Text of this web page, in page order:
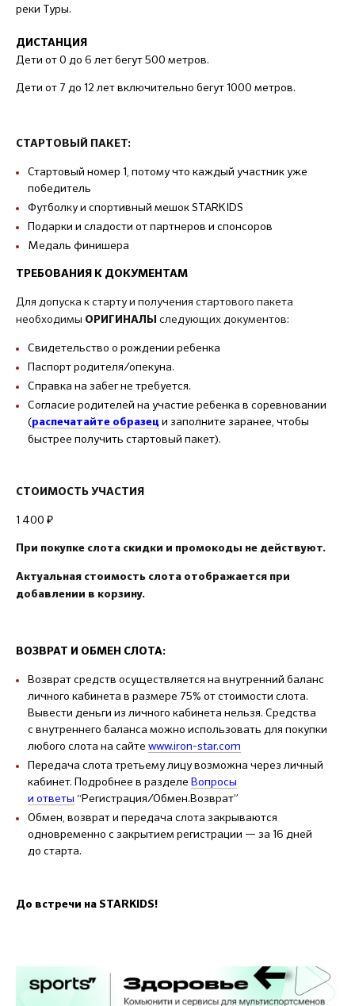
реки Туры.
ДИСТАНЦИЯ
Дети от 0 до 6 лет бегут 500 метров.
Дети от 7 до 12 лет включительно бегут 1000 метров.
СТАРТОВЫЙ ПАКЕТ:
Стартовый номер 1, потому что каждый участник уже
победитель
Футболку и спортивный мешок STARKIDS
Подарки и сладости от партнеров и спонсоров
Медаль финишера
ТРЕБОВАНИЯ К ДОКУМЕНТАМ
Для допуска к старту и получения стартового пакета
необходимы ОРИГИНАЛЫ следующих документов:
Свидетельство о рождении ребенка
Паспорт родителя/опекуна.
Справка на забег не требуется.
Согласие родителей на участие ребенка в соревновании
(распечатайте образец и заполните заранее, чтобы
быстрее получить стартовый пакет).
СТОИМОСТЬ УЧАСТИЯ
1 400 ₽
При покупке слота скидки и промокоды не действуют.
Актуальная стоимость слота отображается при
добавлении в корзину.
ВОЗВРАТ И ОБМЕН СЛОТА:
Возврат средств осуществляется на внутренний баланс
личного кабинета в размере 75% от стоимости слота.
Вывести деньги из личного кабинета нельзя. Средства
с внутреннего баланса можно использовать для покупки
любого слота на сайте www.iron-star.com
Передача слота третьему лицу возможна через личный
кабинет. Подробнее в разделе Вопросы
и ответы “Регистрация/Обмен.Возврат”
Обмен, возврат и передача слота закрываются
одновременно с закрытием регистрации — за 16 дней
до старта.
До встречи на STARKIDS!